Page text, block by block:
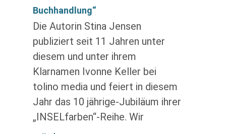
Buchhandlung“
Die Autorin Stina Jensen
publiziert seit 11 Jahren unter
diesem und unter ihrem
Klarnamen Ivonne Keller bei
tolino media und feiert in diesem
Jahr das 10 jährige-Jubiläum ihrer
„INSELfarben“-Reihe. Wir